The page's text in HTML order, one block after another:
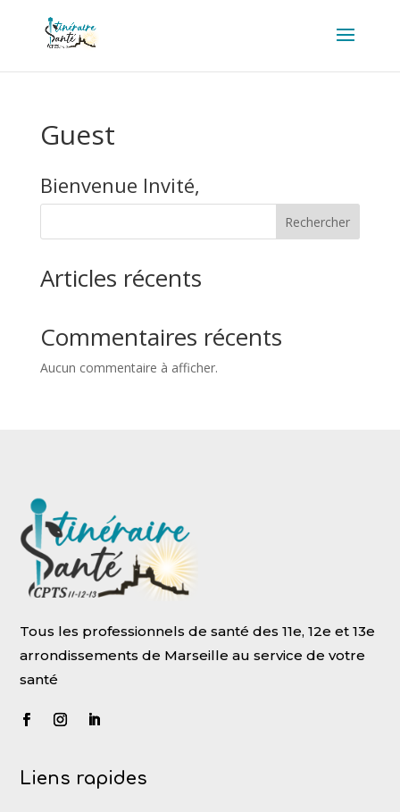
Guest
Bienvenue Invité,
Rechercher
Articles récents
Commentaires récents
Aucun commentaire à afficher.
Tous les professionnels de santé des 11e, 12e et 13e
arrondissements de Marseille au service de votre
santé
Liens rapides